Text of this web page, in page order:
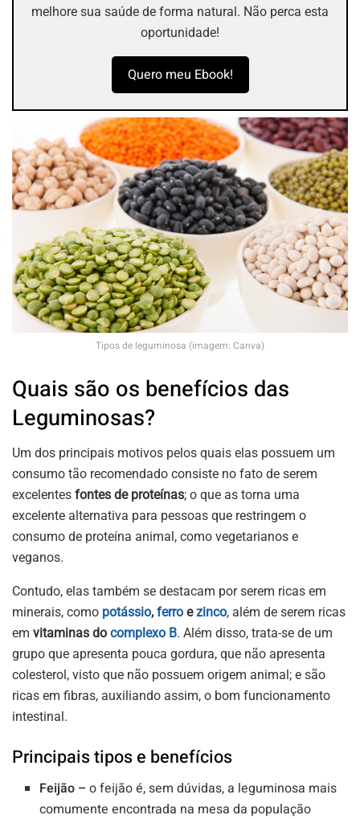
melhore sua saúde de forma natural. Não perca esta
oportunidade!
Quero meu Ebook!
Tipos de leguminosa (imagem: Canva)
Quais são os benefícios das
Leguminosas?
Um dos principais motivos pelos quais elas possuem um
consumo tão recomendado consiste no fato de serem
excelentes fontes de proteínas; o que as torna uma
excelente alternativa para pessoas que restringem o
consumo de proteína animal, como vegetarianos e
veganos.
Contudo, elas também se destacam por serem ricas em
minerais, como potássio, ferro ezinco, além de serem ricas
em vitaminas do complexo B. Além disso, trata-se de um
grupo que apresenta pouca gordura, que não apresenta
colesterol, visto que não possuem origem animal; e são
ricas em fibras, auxiliando assim, o bom funcionamento
intestinal.
Principais tipos e benefícios
Feijão –o feijão é, sem dúvidas, a leguminosa mais
comumente encontrada na mesa da população